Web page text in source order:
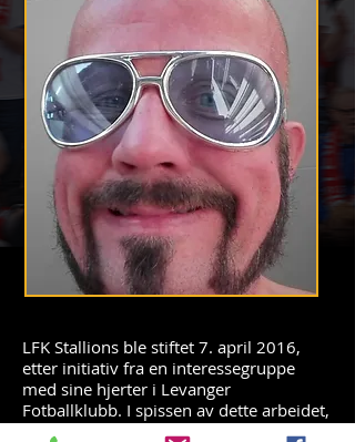
LFK Stallions ble stiftet 7. april 2016,
etter initiativ fra en interessegruppe
med sine hjerter i Levanger
Fotballklubb. I spissen av dette arbeidet,
sto Jon Håkon Boneng (bildet). Den nye